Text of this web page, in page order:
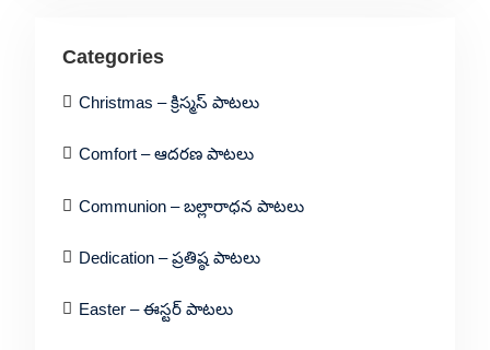
Categories
Christmas – క్రిస్మస్ పాటలు
Comfort – ఆదరణ పాటలు
Communion – బల్లారాధన పాటలు
Dedication – ప్రతిష్ఠ పాటలు
Easter – ఈస్టర్ పాటలు